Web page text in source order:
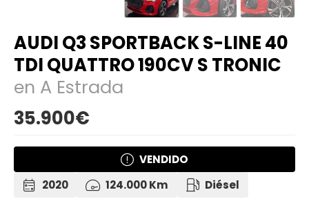
AUDI Q3 SPORTBACK S-LINE 40
TDI QUATTRO 190CV S TRONIC
en A Estrada
35.900€
VENDIDO
2020
124.000 Km Diésel